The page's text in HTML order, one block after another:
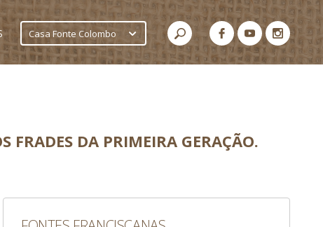
Casa Fonte Colombo
FRADES DA PRIMEIRA GERAÇÃO.